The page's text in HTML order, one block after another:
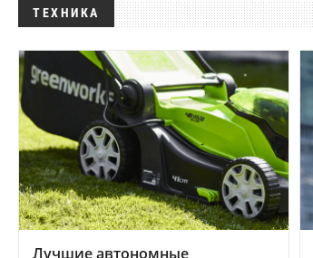
ТЕХНИКА
Лучшие автономные